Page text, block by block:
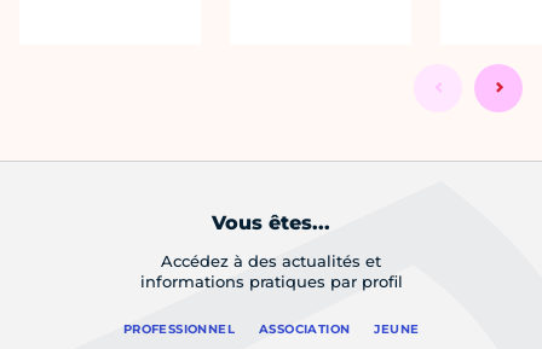
Vous êtes...
Accédez à des actualités et
informations pratiques par profil
PROFESSIONNEL ASSOCIATION JEUNE